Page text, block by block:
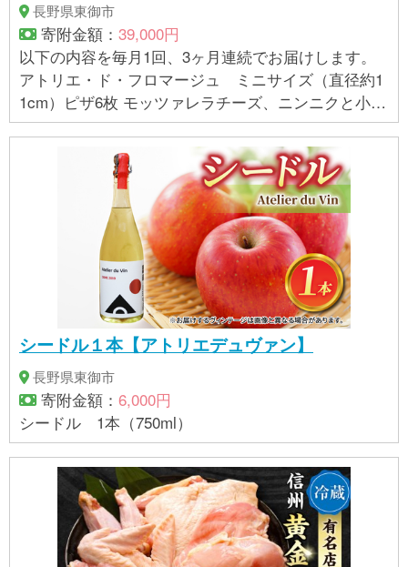
長野県東御市
寄附金額： 39,000円
以下の内容を毎月1回、3ヶ月連続でお届けします。
アトリエ・ド・フロマージュ ミニサイズ（直径約1
1cm）ピザ6枚 モッツァレラチーズ、ニンニクと小エ
ビ、マルゲリータ、ペパロニガーリック、カマンベ
ール、信州きのことベーコン
シードル１本【アトリエデュヴァン】
長野県東御市
寄附金額： 6,000円
シードル 1本（750ml）